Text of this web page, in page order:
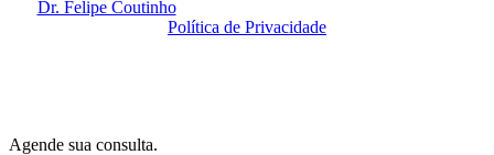
Dr. Felipe Coutinho@ 2020. Todos os Direitos Reservados.
Política de Privacidade
Agende sua consulta.